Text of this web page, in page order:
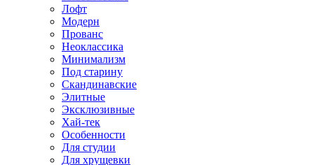
Лофт
Модерн
Прованс
Неоклассика
Минимализм
Под старину
Скандинавские
Элитные
Эксклюзивные
Хай-тек
Особенности
Для студии
Для хрущевки